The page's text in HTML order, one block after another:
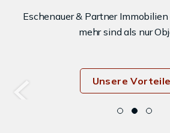
Eschenauer & Partner
mehr sind als nur
Unsere Vorteile